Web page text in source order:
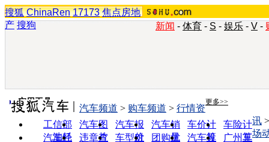
搜狐 ChinaRen 17173 焦点房地
产 搜狗 新闻 - 体育 - S - 娱乐 - V -
实用工具 更多>>
工信部
油耗
汽车图
片
汽车报
价
汽车销
量
车价计
算
车险计
算
汽车经
违章查
车型对
团购优
汽车投
广州车
汽车频道 > 购车频道 > 行情资
讯
场